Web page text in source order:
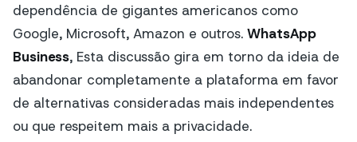
dependência de gigantes americanos como
Google, Microsoft, Amazon e outros. WhatsApp
Business, Esta discussão gira em torno da ideia de
abandonar completamente a plataforma em favor
de alternativas consideradas mais independentes
ou que respeitem mais a privacidade.